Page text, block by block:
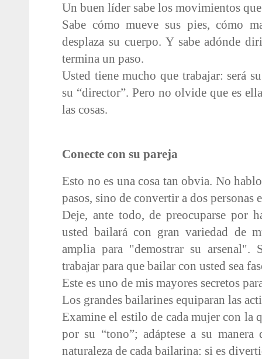
Un buen líder sabe los movimientos
Sabe cómo mueve sus pies, cómo
desplaza su cuerpo. Y sabe adónde
termina un paso.
Usted tiene mucho que trabajar: será
su “director”. Pero no olvide que es
las cosas.
Conecte con su pareja
Esto no es una cosa tan obvia. No
pasos, sino de convertir a dos personas
Deje, ante todo, de preocuparse por
usted bailará con gran variedad de
amplia para "demostrar su arsenal".
trabajar para que bailar con usted sea
Este es uno de mis mayores secretos
Los grandes bailarines equiparan las
Examine el estilo de cada mujer con la
por su “tono”; adáptese a su manera
naturaleza de cada bailarina: si es